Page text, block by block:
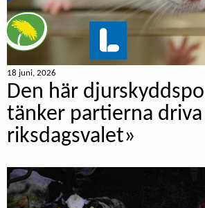
18 juni, 2026
Den här
tänker partierna
riksdagsvalet»